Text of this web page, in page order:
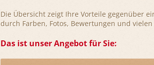
Die Übersicht zeigt Ihre Vorteile gegenüber
durch Farben, Fotos, Bewertungen und
Das ist unser Angebot für Sie: